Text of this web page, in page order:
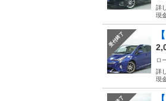
詳
現
受付終了
ロ
詳
現